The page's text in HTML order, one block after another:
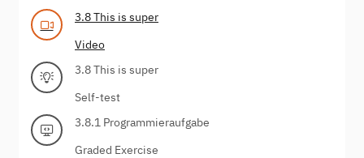
3.8 This is super
Video
3.8 This is super
Self-test
3.8.1 Programmieraufgabe
Graded Exercise